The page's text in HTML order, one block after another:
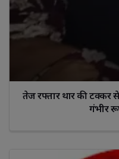
तेज रफ्तार थार की टक्कर
गंभीर